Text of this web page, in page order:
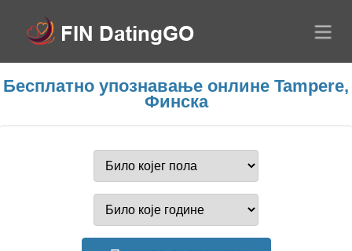
Бесплатно упознавање онлине Tampere,
Финска